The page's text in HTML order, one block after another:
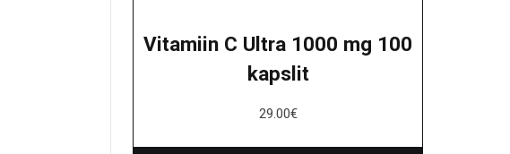
Vitamiin C Ultra 1000 mg 100
kapslit
29.00€